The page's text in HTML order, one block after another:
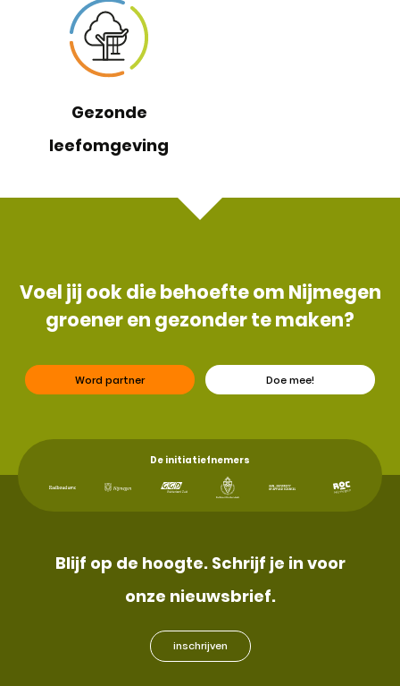
Gezonde
leefomgeving
Voel jij ook die behoefte om Nijmegen
groener en gezonder te maken?
Word partner Doe mee!
De initiatiefnemers
Blijf op de hoogte. Schrijf je in voor
onze nieuwsbrief.
inschrijven